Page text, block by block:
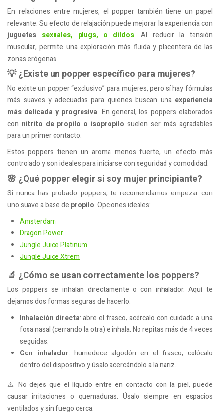
En relaciones entre mujeres, el popper también tiene un papel
relevante. Su efecto de relajación puede mejorar la experiencia con
juguetes sexuales, plugs, o dildos. Al reducir la tensión
muscular, permite una exploración más fluida y placentera de las
zonas erógenas.
💡 ¿Existe un popper específico para mujeres?
No existe un popper “exclusivo” para mujeres, pero sí hay fórmulas
más suaves y adecuadas para quienes buscan una experiencia
más delicada y progresiva. En general, los poppers elaborados
con nitrito de propilo o isopropilo suelen ser más agradables
para un primer contacto.
Estos poppers tienen un aroma menos fuerte, un efecto más
controlado y son ideales para iniciarse con seguridad y comodidad.
🌸 ¿Qué popper elegir si soy mujer principiante?
Si nunca has probado poppers, te recomendamos empezar con
uno suave a base de propilo. Opciones ideales:
Amsterdam
Dragon Power
Jungle Juice Platinum
Jungle Juice Xtrem
🔬 ¿Cómo se usan correctamente los poppers?
Los poppers se inhalan directamente o con inhalador. Aquí te
dejamos dos formas seguras de hacerlo:
Inhalación directa: abre el frasco, acércalo con cuidado a una
fosa nasal (cerrando la otra) e inhala. No repitas más de 4 veces
seguidas.
Con inhalador: humedece algodón en el frasco, colócalo
dentro del dispositivo y úsalo acercándolo a la nariz.
⚠️ No dejes que el líquido entre en contacto con la piel, puede
causar irritaciones o quemaduras. Úsalo siempre en espacios
ventilados y sin fuego cerca.